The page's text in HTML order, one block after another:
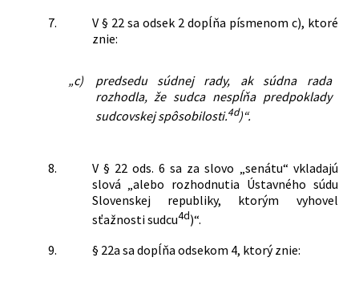
7.
V § 22 sa odsek 2 dopĺňa písmenom c), ktoré
znie:
„c)
predsedu súdnej rady, ak súdna rada
rozhodla, že sudca nespĺňa predpoklady
sudcovskej spôsobilosti.4d)“.
8.
V § 22 ods. 6 sa za slovo „senátu“ vkladajú
slová „alebo rozhodnutia Ústavného súdu
Slovenskej republiky, ktorým vyhovel
sťažnosti sudcu4d)“.
9.
§ 22a sa dopĺňa odsekom 4, ktorý znie: